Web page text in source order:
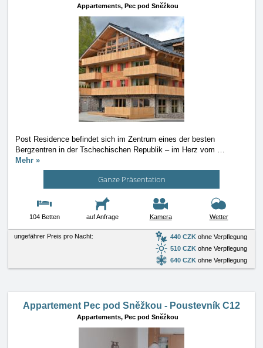
Appartements, Pec pod Sněžkou
Post Residence befindet sich im Zentrum eines der besten
Bergzentren in der Tschechischen Republik – im Herz vom …
Mehr »
Ganze Präsentation
104 Betten auf Anfrage Kamera Wetter
ungefährer Preis pro Nacht: 440 CZK ohne Verpflegung
510 CZK ohne Verpflegung
640 CZK ohne Verpflegung
Appartement Pec pod Sněžkou - Poustevník C12
Appartements, Pec pod Sněžkou